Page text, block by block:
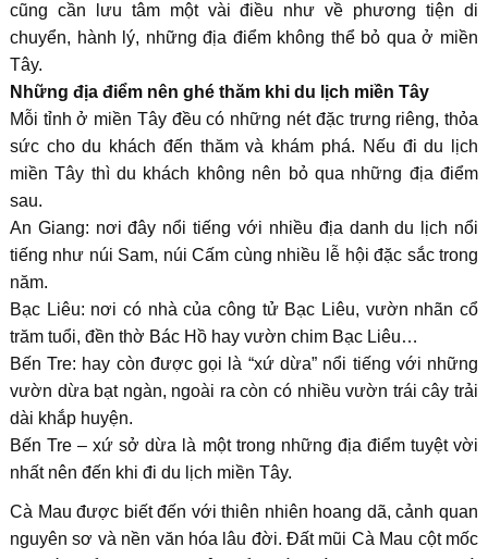
cũng cần lưu tâm một vài điều như về phương tiện di
chuyển, hành lý, những địa điểm không thể bỏ qua ở miền
Tây.
Những địa điểm nên ghé thăm khi du lịch miền Tây
Mỗi tỉnh ở miền Tây đều có những nét đặc trưng riêng, thỏa
sức cho du khách đến thăm và khám phá. Nếu đi du lịch
miền Tây thì du khách không nên bỏ qua những địa điểm
sau.
An Giang: nơi đây nổi tiếng với nhiều địa danh du lịch nổi
tiếng như núi Sam, núi Cấm cùng nhiều lễ hội đặc sắc trong
năm.
Bạc Liêu: nơi có nhà của công tử Bạc Liêu, vườn nhãn cổ
trăm tuổi, đền thờ Bác Hồ hay vườn chim Bạc Liêu…
Bến Tre: hay còn được gọi là “xứ dừa” nổi tiếng với những
vườn dừa bạt ngàn, ngoài ra còn có nhiều vườn trái cây trải
dài khắp huyện.
Bến Tre – xứ sở dừa là một trong những địa điểm tuyệt vời
nhất nên đến khi đi du lịch miền Tây.
Cà Mau được biết đến với thiên nhiên hoang dã, cảnh quan
nguyên sơ và nền văn hóa lâu đời. Đất mũi Cà Mau cột mốc